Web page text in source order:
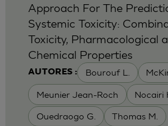
AUTORES : Bourouf L.
Meunier Jean-Roch Nocairi
Ouedraogo G. Thomas M.
Approach For The
Systemic Toxicity:
Toxicity, Pharmacological
Chemical Properties